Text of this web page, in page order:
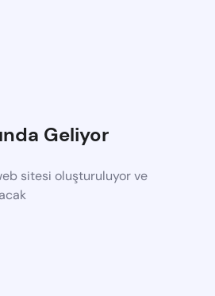
Geliyor
sitesi oluşturuluyor ve